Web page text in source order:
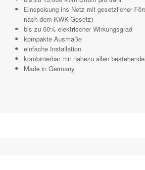
Einspeisung ins Netz mit gesetzlicher
nach dem KWK-Gesetz)
bis zu 60% elektrischer Wirkungsgrad
kompakte Ausmaße
einfache Installation
kombinierbar mit nahezu allen
Made in Germany